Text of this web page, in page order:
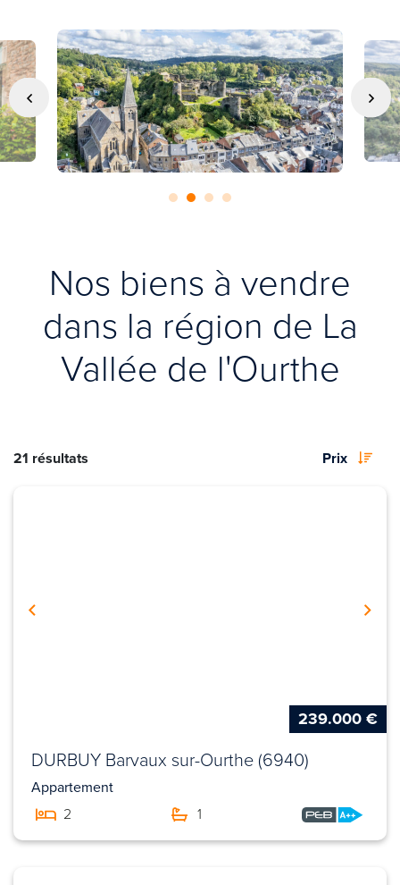
Nos biens à vendre
dans la région de La
Vallée de l'Ourthe
21 résultats Prix
239.000 €
DURBUY Barvaux sur-Ourthe (6940)
Appartement
2
1